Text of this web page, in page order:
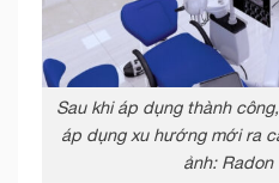
Sau khi áp dụng thành
áp dụng xu hướng mới ra
ảnh: Radon